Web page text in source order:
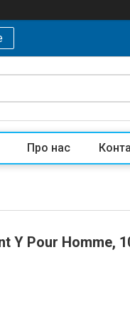
Про нас
Pour Homme,